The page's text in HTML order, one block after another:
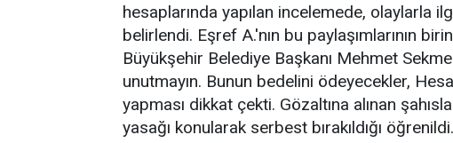
hesaplarında yapılan incelemede, olaylarla
belirlendi. Eşref A.'nın bu paylaşımlarının
Büyükşehir Belediye Başkanı Mehmet
unutmayın. Bunun bedelini ödeyecekler,
yapması dikkat çekti. Gözaltına alınan
yasağı konularak serbest bırakıldığı